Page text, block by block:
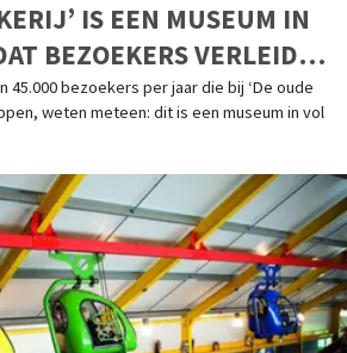
IS EEN MUSEUM IN
BEZOEKERS VERLEIDT
45.000 bezoekers per jaar die bij ‘De oude
weten meteen: dit is een museum in vol